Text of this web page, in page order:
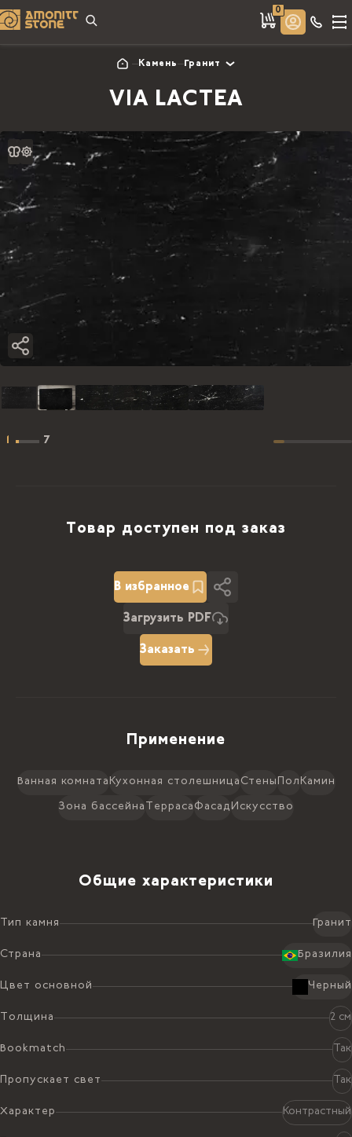
0
Камень Гранит
VIA LACTEA
1 7
Товар доступен под заказ
В избранное
Загрузить PDF
Заказать
Применение
Ванная комната Кухонная столешница Стены Пол Камин
Зона бассейна Терраса Фасад Искусство
Общие характеристики
Тип камня Гранит
Страна Бразилия
Цвет основной Черный
Толщина 2 см
Bookmatch Так
Пропускает свет Так
Характер Контрастный